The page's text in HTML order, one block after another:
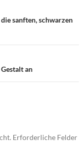
sanften, schwarzen
an
Erforderliche Felder